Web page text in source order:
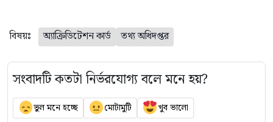
বিষয়ঃ অ্যাক্রিডিটেশন কার্ড তথ্য অধিদপ্তর
সংবাদটি কতটা নির্ভরযোগ্য বলে মনে হয়?
ভুল মনে হচ্ছে মোটামুটি খুব ভালো